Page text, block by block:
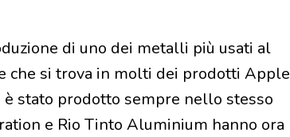
di uno dei metalli più usati al
che si trova in molti dei prodotti Apple
stato prodotto sempre nello stesso
e Rio Tinto Aluminium hanno ora